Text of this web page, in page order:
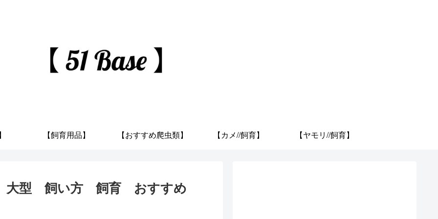
【飼育用品】 【おすすめ爬虫類】 【カメ//飼育】 【ヤモリ//飼育】
大型 飼い方 飼育 おすすめ